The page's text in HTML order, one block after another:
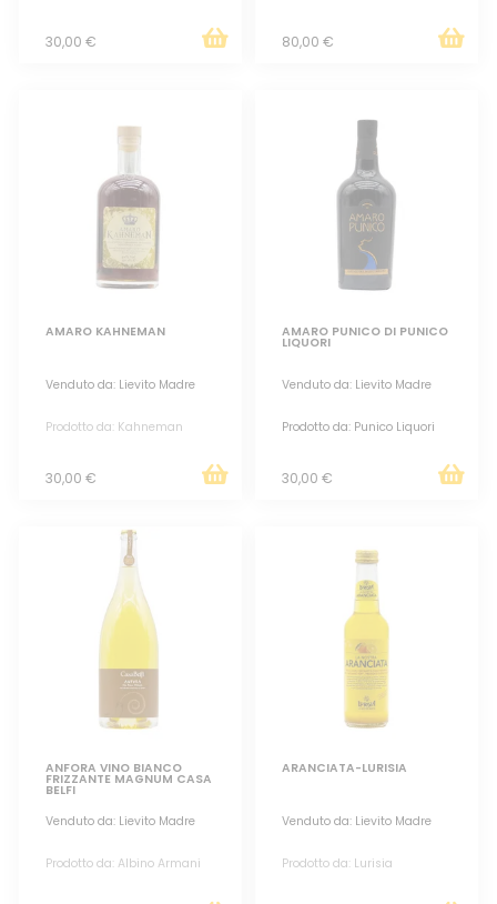
30,00 € 80,00 €
AMARO KAHNEMAN
Venduto da: Lievito Madre
Prodotto da: Kahneman
30,00 €
AMARO PUNICO DI PUNICO
LIQUORI
Venduto da: Lievito Madre
Prodotto da: Punico Liquori
30,00 €
ANFORA VINO BIANCO
FRIZZANTE MAGNUM CASA
BELFI
Venduto da: Lievito Madre
Prodotto da: Albino Armani
ARANCIATA-LURISIA
Venduto da: Lievito Madre
Prodotto da: Lurisia